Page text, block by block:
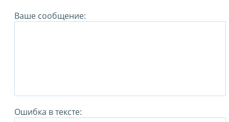
Ваше сообщение:
Ошибка в тексте: